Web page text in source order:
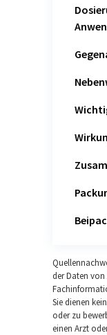
der Daten von
Sie dienen
oder zu
einen Arzt